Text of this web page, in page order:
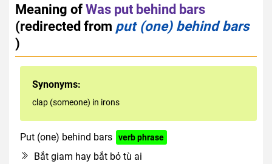
Meaning ofWas put behind bars
(redirected from put (one) behind bars
)
Synonyms:
clap (someone) in irons
Put (one) behind bars verb phrase
Bắt giam hay bắt bỏ tù ai